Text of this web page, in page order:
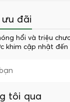
đãi
hổi và triệu
khim cập nhật đến
tôi qua